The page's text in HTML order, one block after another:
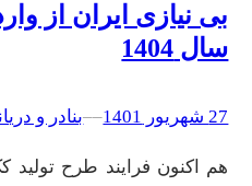
بی نیازی ایران از
سال 1404
27 شهریور 1401 –
–بنادر و
هم اکنون فرایند طرح تولید